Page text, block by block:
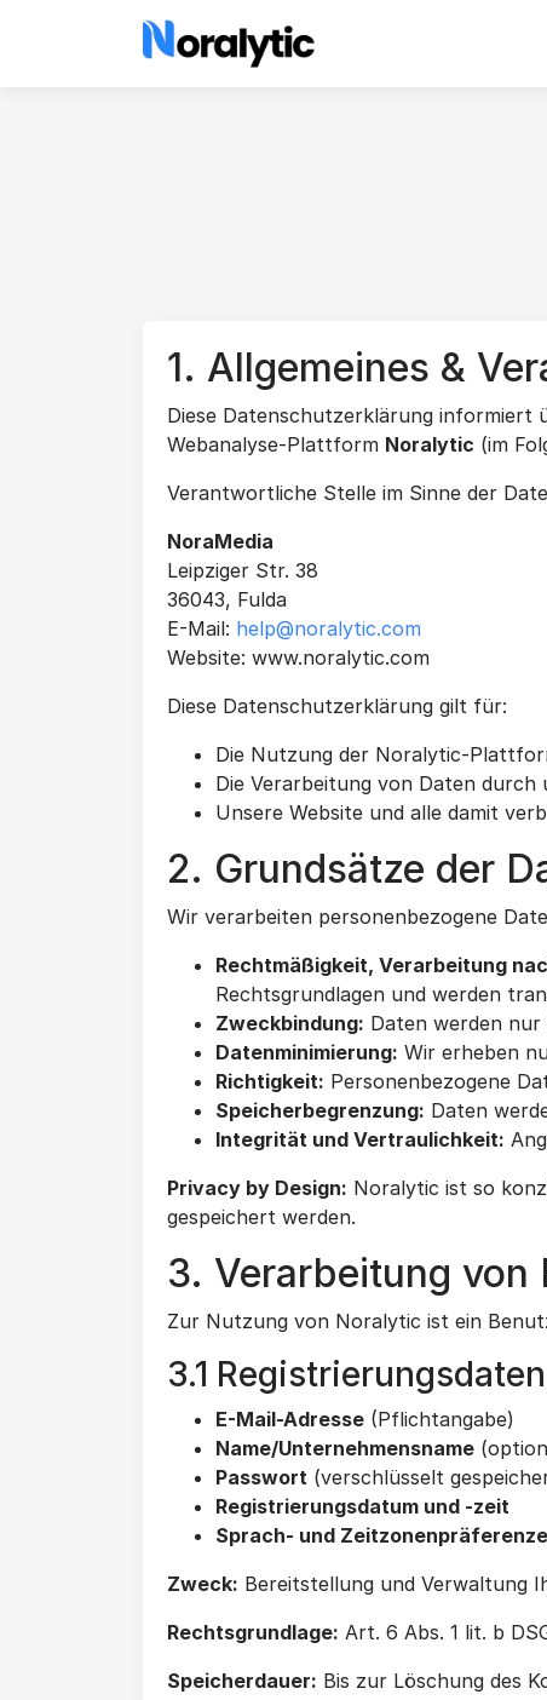
1. Allgemeines &
Diese Datenschutzerklärung informiert
Webanalyse-Plattform Noralytic (im
Verantwortliche Stelle im Sinne der
NoraMedia
Leipziger Str. 38
36043, Fulda
E-Mail: help@noralytic.com
Website: www.noralytic.com
Diese Datenschutzerklärung gilt für:
Die Nutzung der Noralytic-
Die Verarbeitung von Daten durch
Unsere Website und alle damit
2. Grundsätze der
Wir verarbeiten personenbezogene
Rechtmäßigkeit, Verarbeitung
Rechtsgrundlagen und werden
Zweckbindung: Daten werden
Datenminimierung: Wir erheben
Richtigkeit: Personenbezogene
Speicherbegrenzung: Daten
Integrität und Vertraulichkeit:
Privacy by Design: Noralytic ist so
gespeichert werden.
3. Verarbeitung von
Zur Nutzung von Noralytic ist ein
3.1 Registrierungsdaten
E-Mail-Adresse (Pflichtangabe)
Name/Unternehmensname
Passwort (verschlüsselt
Registrierungsdatum und -zeit
Sprach- und
Zweck: Bereitstellung und Verwaltung
Rechtsgrundlage: Art. 6 Abs. 1 lit. b
Speicherdauer: Bis zur Löschung des